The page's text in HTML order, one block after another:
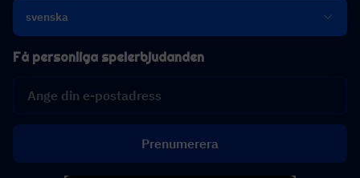
svenska
Få personliga spelerbjudanden
Prenumerera